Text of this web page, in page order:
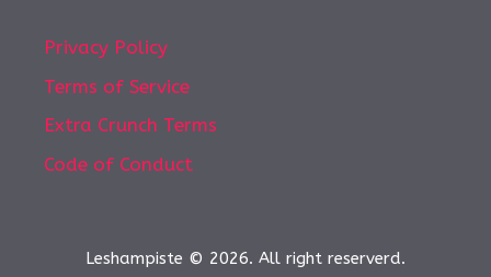
Privacy Policy
Terms of Service
Extra Crunch Terms
Code of Conduct
Leshampiste © 2026. All right reserverd.